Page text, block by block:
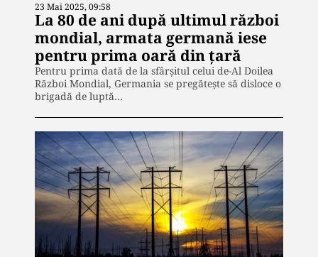
23 Mai 2025, 09:58
La 80 de ani după ultimul război
mondial, armata germană iese
pentru prima oară din țară
Pentru prima dată de la sfârșitul celui de-Al Doilea
Război Mondial, Germania se pregătește să disloce o
brigadă de luptă…